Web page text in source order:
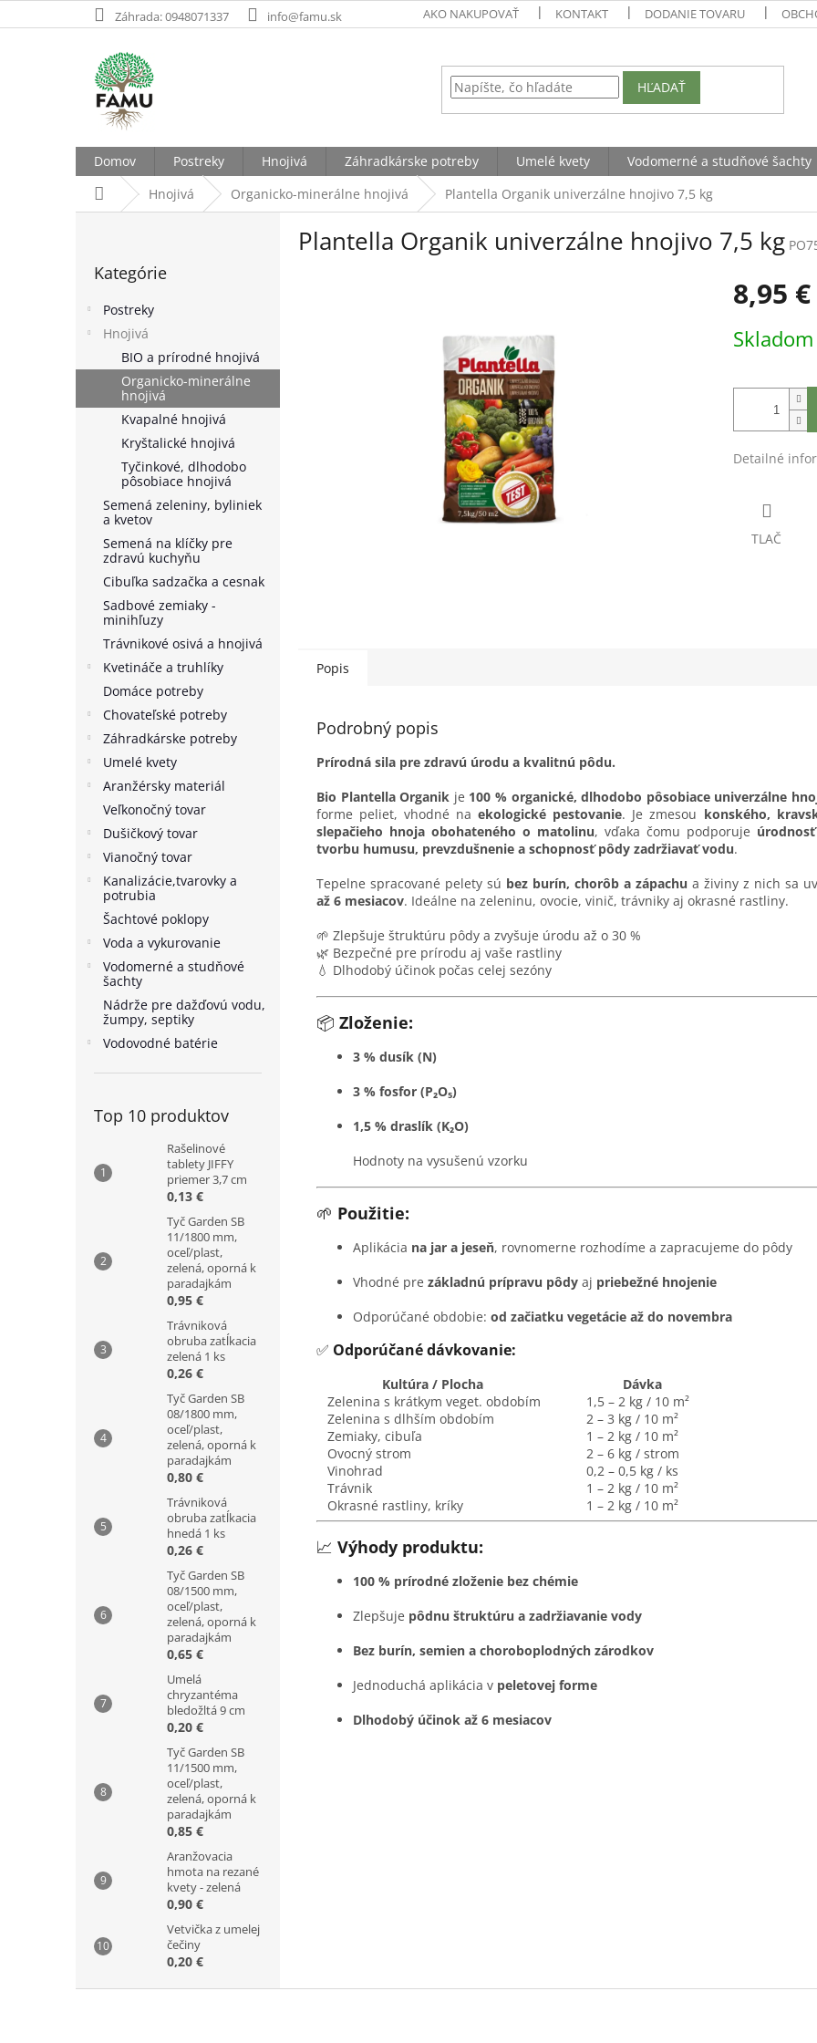
na
Záhrada: 0948071337 info@famu.sk AKO NAKUPOVAŤ KONTAKT DODANIE TOVARU
HĽADAŤ
Domov Postreky Hnojivá Záhradkárske potreby Umelé kvety Vodomerné a studňové šachty
DomovHnojivá Organicko-minerálne hnojivá Plantella Organik univerzálne hnojivo 7,5 kg
l
kategórie
Kategórie
Postreky
Hnojivá
BIO a prírodné hnojivá
Organicko-minerálne
hnojivá
Kvapalné hnojivá
Kryštalické hnojivá
Tyčinkové, dlhodobo
pôsobiace hnojivá
Semená zeleniny, byliniek
a kvetov
Semená na klíčky pre
zdravú kuchyňu
Cibuľka sadzačka a cesnak
Sadbové zemiaky -
minihľuzy
Trávnikové osivá a hnojivá
Kvetináče a truhlíky
Domáce potreby
Chovateľské potreby
Záhradkárske potreby
Umelé kvety
Aranžérsky materiál
Veľkonočný tovar
Dušičkový tovar
Vianočný tovar
Kanalizácie,tvarovky a
potrubia
Šachtové poklopy
Voda a vykurovanie
Vodomerné a studňové
šachty
Nádrže pre dažďovú vodu,
žumpy, septiky
Vodovodné batérie
Top 10 produktov
Rašelinové
tablety JIFFY
priemer 3,7 cm
0,13 €
Tyč Garden SB
11/1800 mm,
oceľ/plast,
zelená, oporná k
paradajkám
0,95 €
Trávniková
obruba zatĺkacia
zelená 1 ks
0,26 €
Tyč Garden SB
08/1800 mm,
oceľ/plast,
zelená, oporná k
paradajkám
0,80 €
Trávniková
obruba zatĺkacia
hnedá 1 ks
0,26 €
Tyč Garden SB
08/1500 mm,
oceľ/plast,
zelená, oporná k
paradajkám
0,65 €
Umelá
chryzantéma
bledožltá 9 cm
0,20 €
Tyč Garden SB
11/1500 mm,
oceľ/plast,
zelená, oporná k
paradajkám
0,85 €
Aranžovacia
hmota na rezané
kvety - zelená
0,90 €
Vetvička z umelej
čečiny
0,20 €
Plantella Organik univerzálne hnojivo 7,5 kg
8,95 €
cena:
Skladom
Detailné
TLAČ
Popis
Podrobný popis
Prírodná sila pre zdravú úrodu a kvalitnú pôdu.
Bio Plantella Organik je 100 % organické, dlhodobo pôsobiace univerzálne
forme peliet, vhodné naekologické pestovanie. Je zmesou konského,
slepačieho hnoja obohateného o matolinu, vďaka čomu podporuje
tvorbu humusu, prevzdušnenie a schopnosť pôdy zadržiavať vodu.
Tepelne spracované pelety sú bez burín, chorôb a zápachu a živiny z nich sa
až 6 mesiacov. Ideálne na zeleninu, ovocie, vinič, trávniky aj okrasné rastliny.
🌱 Zlepšuje štruktúru pôdy a zvyšuje úrodu až o 30 %
🌿 Bezpečné pre prírodu aj vaše rastliny
💧 Dlhodobý účinok počas celej sezóny
📦 Zloženie:
3 % dusík (N)
3 % fosfor (P₂O₅)
1,5 % draslík (K₂O)
Hodnoty na vysušenú vzorku
🌱 Použitie:
Aplikácia na jar a jeseň, rovnomerne rozhodíme a zapracujeme do pôdy
Vhodné pre základnú prípravu pôdy aj priebežné hnojenie
Odporúčané obdobie: od začiatku vegetácie až do novembra
✅ Odporúčané dávkovanie:
Kultúra / Plocha
Dávka
Zelenina s krátkym veget. obdobím
1,5 – 2 kg / 10 m²
Zelenina s dlhším obdobím
2 – 3 kg / 10 m²
Zemiaky, cibuľa
1 – 2 kg / 10 m²
Ovocný strom
2 – 6 kg / strom
Vinohrad
0,2 – 0,5 kg / ks
Trávnik
1 – 2 kg / 10 m²
Okrasné rastliny, kríky
1 – 2 kg / 10 m²
📈 Výhody produktu:
100 % prírodné zloženie bez chémie
Zlepšuje pôdnu štruktúru a zadržiavanie vody
Bez burín, semien a choroboplodných zárodkov
Jednoduchá aplikácia v peletovej forme
Dlhodobý účinok až 6 mesiacov